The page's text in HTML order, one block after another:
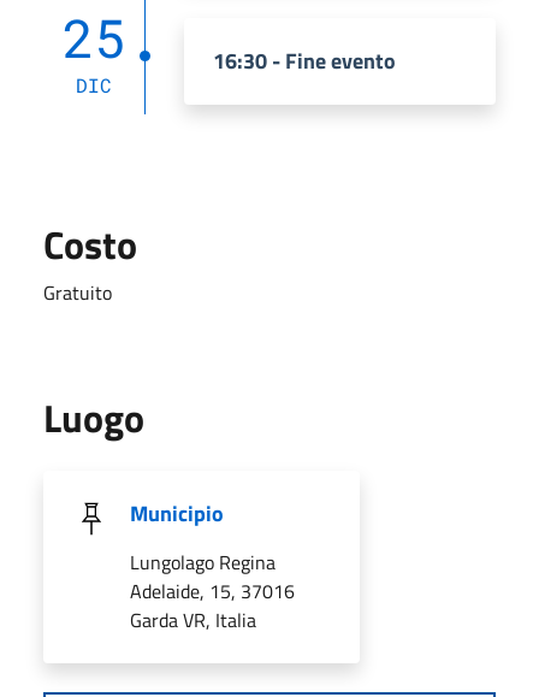
25
DIC
16:30 - Fine evento
Costo
Gratuito
Luogo
Municipio
Lungolago Regina
Adelaide, 15, 37016
Garda VR, Italia